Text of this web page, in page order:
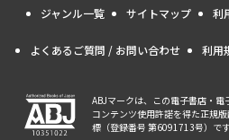
ジャンル一覧 サイトマップ 利
よくあるご質問 / お問い合わせ 利用
ABJマークは、この電子書店・
コンテンツ使用許諾を得た正規
標（登録番号 第6091713号）です